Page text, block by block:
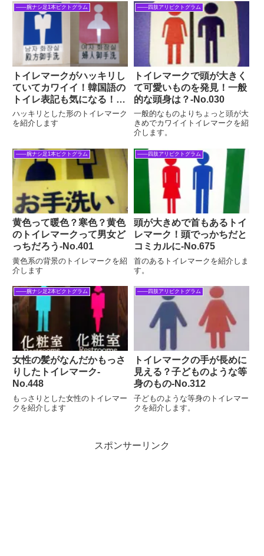
――腕ナシ足1本ピクトグラム
トイレマークがハッキリし
ていてカワイイ！韓国語の
トイレ表記も気になる！‐
No.191
ハッキリとした形のトイレマーク
を紹介します
――四肢アリピクトグラム
トイレマークで頭が大きく
て可愛いものを発見！一般
的な頭身は？‐No.030
一般的なものよりちょっと頭が大
きめでカワイイトイレマークを紹
介します。
――腕ナシ足1本ピクトグラム
黄色って暖色？寒色？黄色
のトイレマークって男女ど
っちだろう‐No.401
黄色系の背景のトイレマークを紹
介します
――四肢アリピクトグラム
頭が大きめで首もあるトイ
レマーク！頭でっかちだと
コミカルに‐No.675
首のあるトイレマークを紹介しま
す。
――腕ナシ足2本ピクトグラム
女性の髪がなんだかもっさ
りしたトイレマーク‐
No.448
もっさりとした女性のトイレマー
クを紹介します
――四肢アリピクトグラム
トイレマークの手が長めに
見える？子どものような等
身のもの-No.312
子どものような等身のトイレマー
クを紹介します。
スポンサーリンク